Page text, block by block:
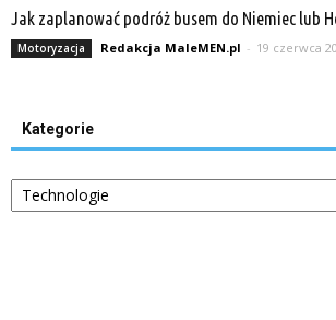
Jak zaplanować podróż busem do Niemiec lub
Motoryzacja Redakcja MaleMEN.pl - 19 czerwca
Kategorie
Kategorie